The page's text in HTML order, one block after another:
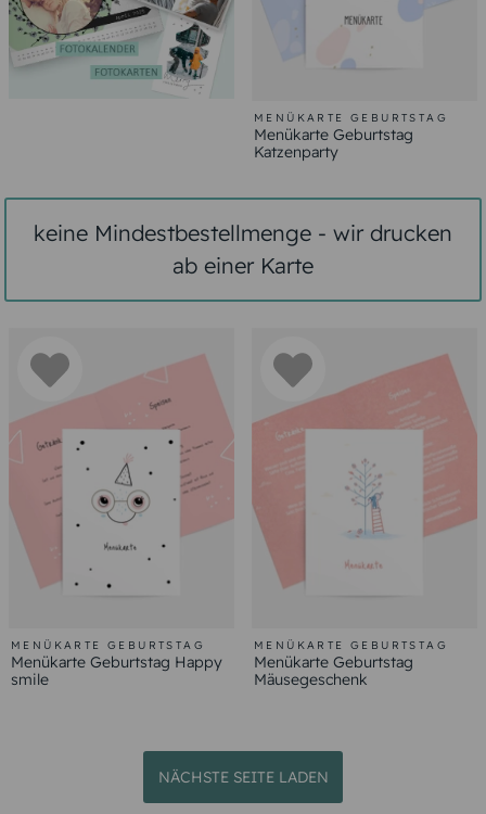
MENÜKARTE GEBURTSTAG
Menükarte Geburtstag
Katzenparty
keine Mindestbestellmenge - wir drucken
ab einer Karte
MENÜKARTE GEBURTSTAG
Menükarte Geburtstag Happy
smile
MENÜKARTE GEBURTSTAG
Menükarte Geburtstag
Mäusegeschenk
NÄCHSTE SEITE LADEN